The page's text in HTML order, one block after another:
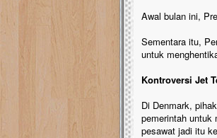
Awal bulan ini,
Sementara itu,
untuk
Kontroversi Jet
Di Denmark,
pemerintah untuk
pesawat jadi itu